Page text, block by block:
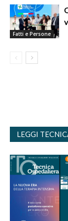
Fatti e Persone
LEGGI